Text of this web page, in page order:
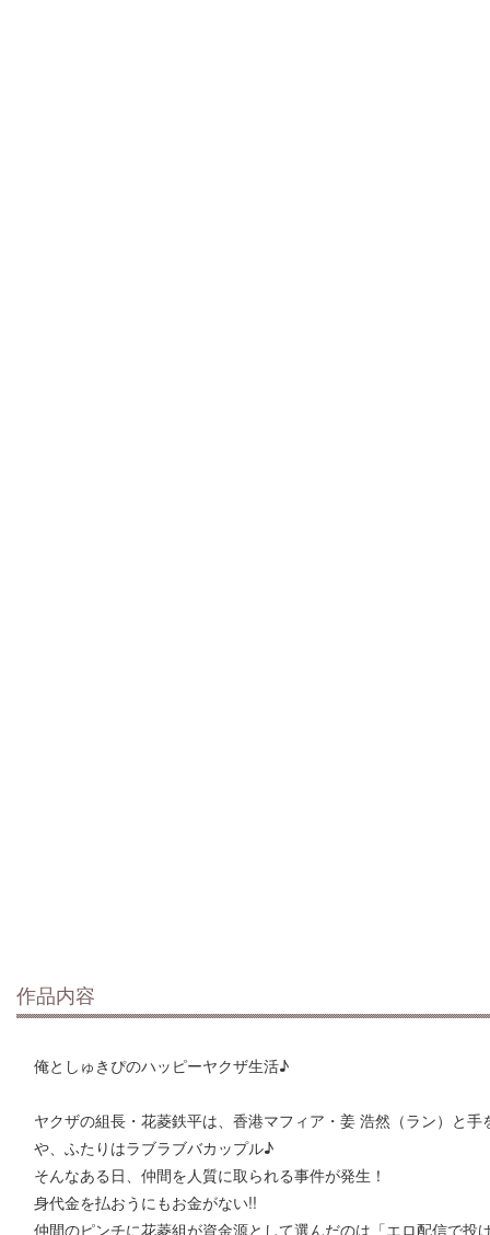
作品内容
俺としゅきぴのハッピーヤクザ生活♪
ヤクザの組長・花菱鉄平は、香港マフィア・姜 浩然（ラン）と
や、ふたりはラブラブバカップル♪
そんなある日、仲間を人質に取られる事件が発生！
身代金を払おうにもお金がない!!
仲間のピンチに花菱組が資金源として選んだのは「エロ配信で投